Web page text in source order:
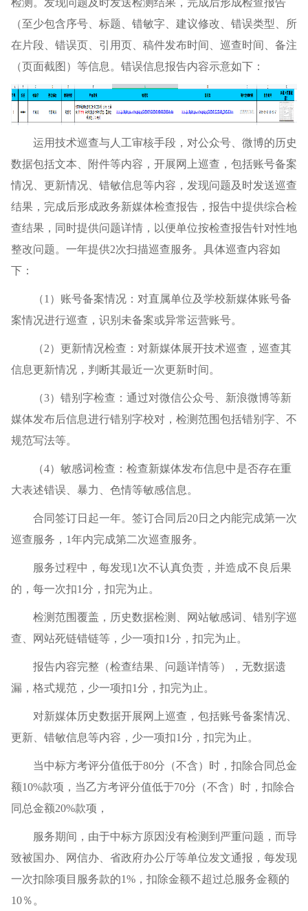
检测。发现问题及时发送检测结果，完成后形成检查报告
（至少包含序号、标题、错敏字、建议修改、错误类型、所
在片段、错误页、引用页、稿件发布时间、巡查时间、备注
（页面截图）等信息。错误信息报告内容示意如下：
运用技术巡查与人工审核手段，对公众号、微博的历史
数据包括文本、附件等内容，开展网上巡查，包括账号备案
情况、更新情况、错敏信息等内容，发现问题及时发送巡查
结果，完成后形成政务新媒体检查报告，报告中提供综合检
查结果，同时提供问题详情，以便单位按检查报告针对性地
整改问题。一年提供2次扫描巡查服务。具体巡查内容如
下：
（1）账号备案情况：对直属单位及学校新媒体账号备
案情况进行巡查，识别未备案或异常运营账号。
（2）更新情况检查：对新媒体展开技术巡查，巡查其
信息更新情况，判断其最近一次更新时间。
（3）错别字检查：通过对微信公众号、新浪微博等新
媒体发布后信息进行错别字校对，检测范围包括错别字、不
规范写法等。
（4）敏感词检查：检查新媒体发布信息中是否存在重
大表述错误、暴力、色情等敏感信息。
合同签订日起一年。签订合同后20日之内能完成第一次
巡查服务，1年内完成第二次巡查服务。
服务过程中，每发现1次不认真负责，并造成不良后果
的，每一次扣1分，扣完为止。
检测范围覆盖，历史数据检测、网站敏感词、错别字巡
查、网站死链错链等，少一项扣1分，扣完为止。
报告内容完整（检查结果、问题详情等），无数据遗
漏，格式规范，少一项扣1分，扣完为止。
对新媒体历史数据开展网上巡查，包括账号备案情况、
更新、错敏信息等内容，少一项扣1分，扣完为止。
当中标方考评分值低于80分（不含）时，扣除合同总金
额10%款项，当乙方考评分值低于70分（不含）时，扣除合
同总金额20%款项，
服务期间，由于中标方原因没有检测到严重问题，而导
致被国办、网信办、省政府办公厅等单位发文通报，每发现
一次扣除项目服务款的1%，扣除金额不超过总服务金额的
10％。